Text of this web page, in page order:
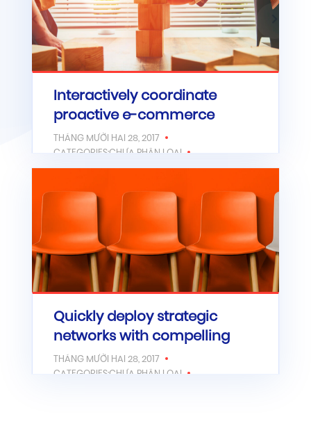
CHI TIẾT
Interactively coordinate
proactive e-commerce
THÁNG MƯỜI HAI 28, 2017
CATEGORIES:CHƯA PHÂN LOẠI
consectetur adipiscing elit. An quod
ita callida est, ut optime…
CHI TIẾT
Quickly deploy strategic
networks with compelling
THÁNG MƯỜI HAI 28, 2017
CATEGORIES:CHƯA PHÂN LOẠI